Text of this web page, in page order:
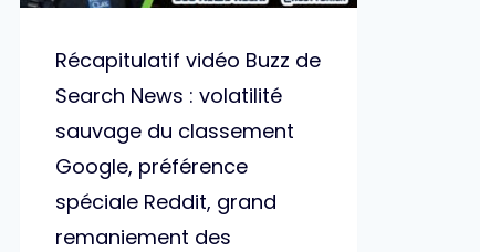
Récapitulatif vidéo Buzz de
Search News : volatilité
sauvage du classement
Google, préférence
spéciale Reddit, grand
remaniement des